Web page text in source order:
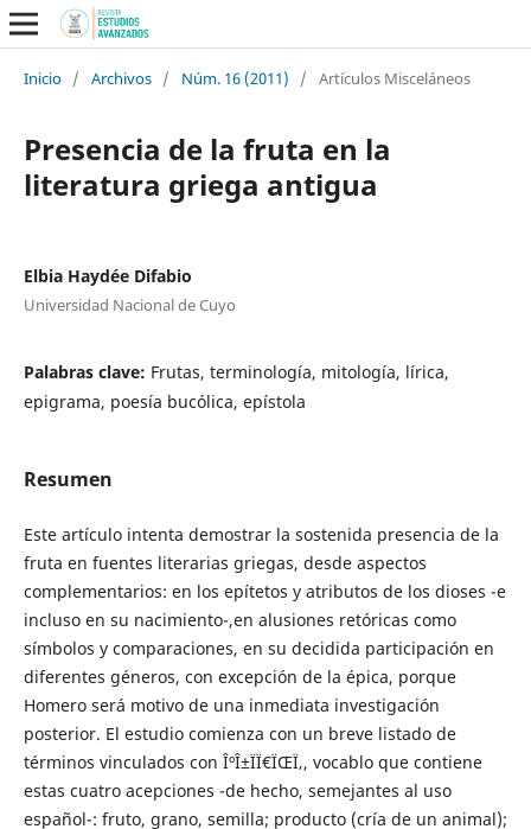
Inicio / Archivos / Núm. 16 (2011) / Artículos Misceláneos
Presencia de la fruta en la
literatura griega antigua
Elbia Haydée Difabio
Universidad Nacional de Cuyo
Palabras clave: Frutas, terminología, mitología, lírica,
epigrama, poesía bucólica, epístola
Resumen
Este artículo intenta demostrar la sostenida presencia de la
fruta en fuentes literarias griegas, desde aspectos
complementarios: en los epítetos y atributos de los dioses -e
incluso en su nacimiento-,en alusiones retóricas como
símbolos y comparaciones, en su decidida participación en
diferentes géneros, con excepción de la épica, porque
Homero será motivo de una inmediata investigación
posterior. El estudio comienza con un breve listado de
términos vinculados con ÎºÎ±ÏÏ€ÏŒÏ‚, vocablo que contiene
estas cuatro acepciones -de hecho, semejantes al uso
español-: fruto, grano, semilla; producto (cría de un animal);